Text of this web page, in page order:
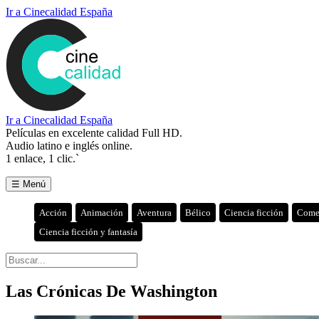
Ir a Cinecalidad España
Ir a Cinecalidad España
Películas en excelente calidad Full HD.
Audio latino e inglés online.
1 enlace, 1 clic.`
☰ Menú
Acción Animación Aventura Bélico Ciencia ficción
Ciencia ficción y fantasía
Las Crónicas De Washington